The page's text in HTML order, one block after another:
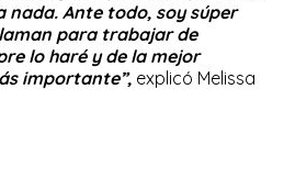
nada. Ante todo, soy súper
para trabajar de
lo haré y de la mejor
importante”, explicó Melissa